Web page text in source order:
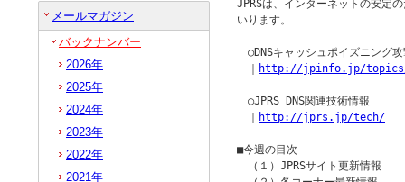
JPRSは、インターネットの安定
いります。
○DNSキャッシュポイズニング
http://jpinfo.jp/topics/
○JPRS DNS関連技術情報
http://jprs.jp/tech/
■今週の目次
（１）JPRSサイト更新情報
メールマガジン
バックナンバー
2026年
2025年
2024年
2023年
2022年
2021年